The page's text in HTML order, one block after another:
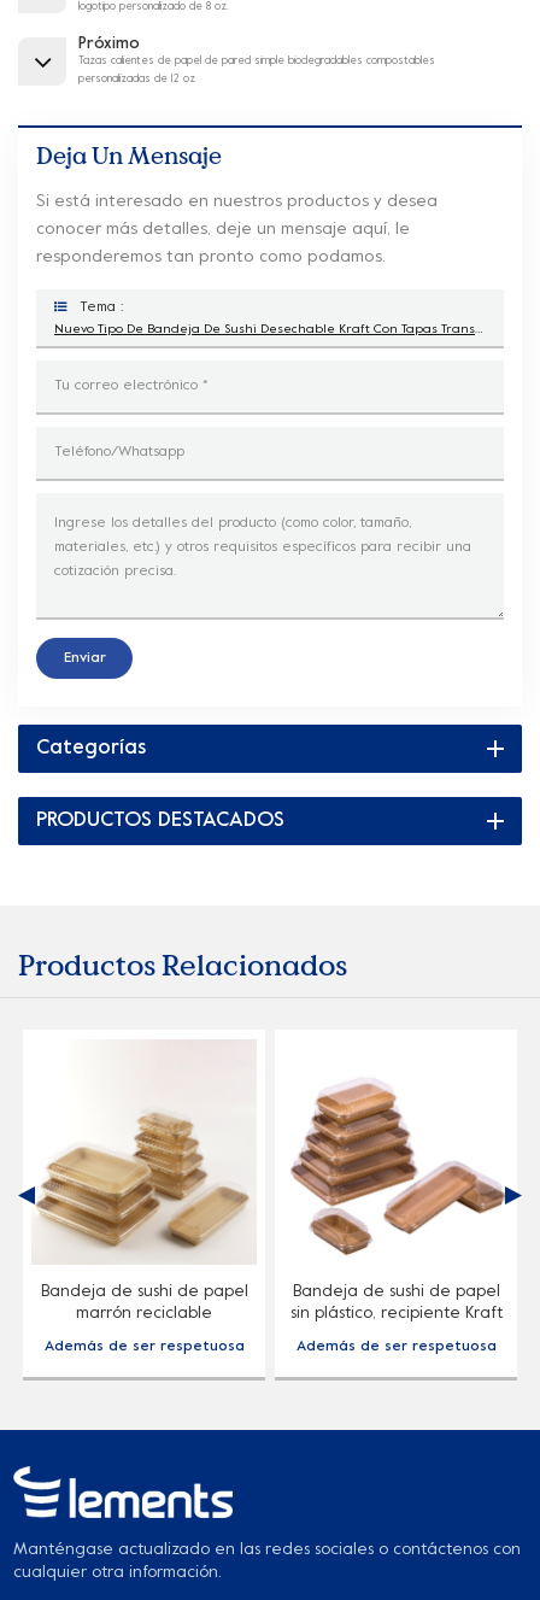
logotipo personalizado de 8 oz.
Próximo
Tazas calientes de papel de pared simple biodegradables compostables
personalizadas de 12 oz
Deja Un Mensaje
Si está interesado en nuestros productos y desea
conocer más detalles, deje un mensaje aquí, le
responderemos tan pronto como podamos.
Tema :
Nuevo Tipo De Bandeja De Sushi Desechable Kraft Con Tapas Transparentes De PET
Enviar
Categorías
PRODUCTOS DESTACADOS
Productos Relacionados
Bandeja de sushi de papel
marrón reciclable
Además de ser respetuosa
capacidad de resistencia al
Satisfaciendo las mejores
necesidades de sus fiestas,
oficinas, reuniones de picnic,
barbacoas y supermercados.
Bandeja de sushi de papel
sin plástico, recipiente Kraft
Además de ser respetuosa
capacidad de resistencia al
barbacoas y supermercados.
Manténgase actualizado en las redes sociales o contáctenos con
cualquier otra información.